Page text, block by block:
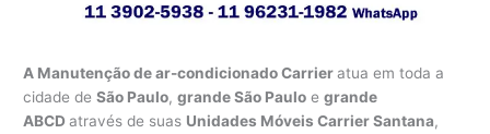
A Manutenção de ar-condicionado Carrieratua em toda a
cidade deSão Paulo,grande São Paulo egrande
ABCDatravés de suas Unidades Móveis Carrier Santana,